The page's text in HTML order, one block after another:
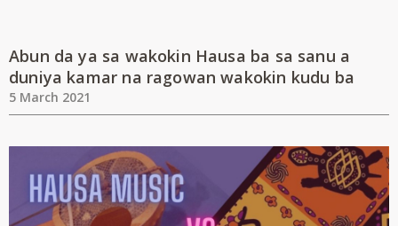
Abun da ya sa wakokin Hausa ba sa sanu a
duniya kamar na ragowan wakokin kudu ba
5 March 2021